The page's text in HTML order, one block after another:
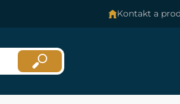
Kontakt a